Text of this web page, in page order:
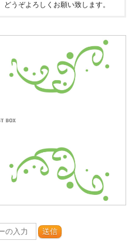
うぞよろしくお願い致します。
送信